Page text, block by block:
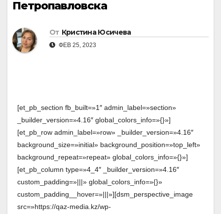
Петропавловска
От Кристина Юсичева
ФЕВ 25, 2023
[et_pb_section fb_built=»1″ admin_label=»section»
_builder_version=»4.16″ global_colors_info=»{}»]
[et_pb_row admin_label=»row» _builder_version=»4.16″
background_size=»initial» background_position=»top_left»
background_repeat=»repeat» global_colors_info=»{}»]
[et_pb_column type=»4_4″ _builder_version=»4.16″
custom_padding=»|||» global_colors_info=»{}»
custom_padding__hover=»|||»][dsm_perspective_image
src=»https://qaz-media.kz/wp-